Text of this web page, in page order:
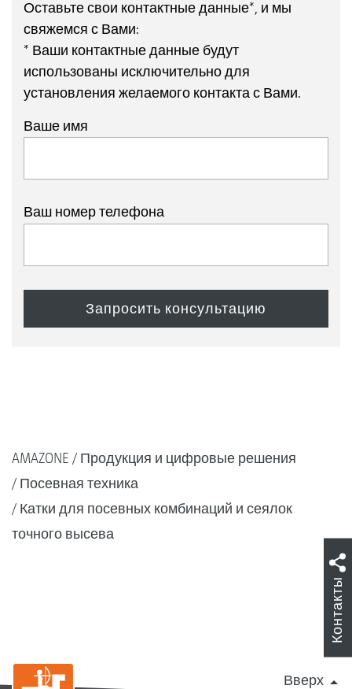
Оставьте свои контактные данные*, и мы
свяжемся с Вами:
* Ваши контактные данные будут
использованы исключительно для
установления желаемого контакта с Вами.
Ваше имя
Ваш номер телефона
AMAZONE
Продукция и цифровые решения
Посевная техника
Катки для посевных комбинаций и сеялок
точного высева
Вверх
Контакты